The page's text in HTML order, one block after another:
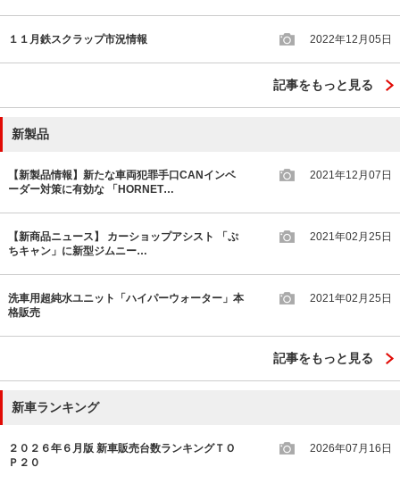
１１月鉄スクラップ市況情報 2022年12月05日
記事をもっと見る
新製品
【新製品情報】新たな車両犯罪手口CANインベ
ーダー対策に有効な 「HORNET…
2021年12月07日
【新商品ニュース】 カーショップアシスト 「ぷ
ちキャン」に新型ジムニー…
2021年02月25日
洗車用超純水ユニット「ハイパーウォーター」本
格販売
2021年02月25日
記事をもっと見る
新車ランキング
２０２６年６月版 新車販売台数ランキングＴＯ
Ｐ２０
2026年07月16日